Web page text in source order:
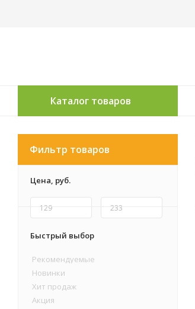
Каталог товаров
Фильтр товаров
Цена, руб.
Быстрый выбор
Рекомендуемые
Новинки
Хит продаж
Акция